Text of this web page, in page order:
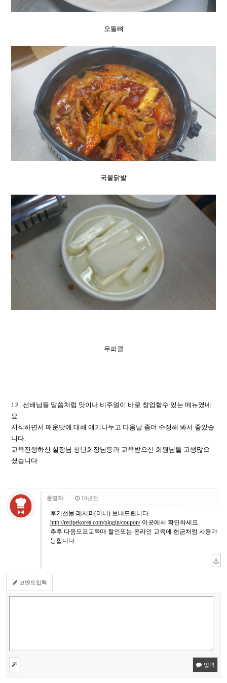
오돌뼈
국물닭발
무피클
1기 선배님들 말씀처럼 맛이나 비주얼이 바로 창업할수 있는 메뉴였네
요
시식하면서 매운맛에 대해 얘기나누고 다음날 좀더 수정해 봐서 좋았습
니다.
교육진행하신 실장님 청년회장님등과 교육받으신 회원님들 고생많으
셨습니다
운영자 10년전
후기선물 레시피(머니) 보내드립니다
http://recipekorea.com/plugin/coupon/이곳에서 확인하세요
추후 다음오프교육때 할인또는 온라인 교육에 현금처럼 사용가
능합니다
코멘트입력
입력